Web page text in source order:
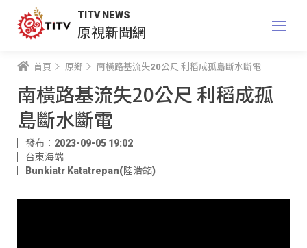
TITV NEWS
原視新聞網
首頁 原鄉 南橫路基流失20公尺 利稻成孤島斷水斷電
南橫路基流失20公尺 利稻成孤
島斷水斷電
發布：2023-09-05 19:02
台東海端
Bunkiatr Katatrepan(陸浩銘)